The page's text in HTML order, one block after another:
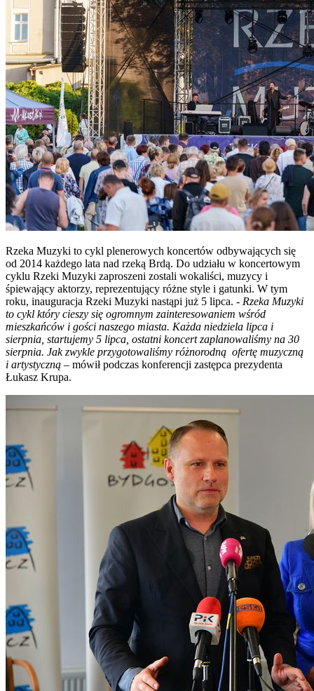
Rzeka Muzyki to cykl plenerowych koncertów odbywających się
od 2014 każdego lata nad rzeką Brdą. Do udziału w koncertowym
cyklu Rzeki Muzyki zaproszeni zostali wokaliści, muzycy i
śpiewający aktorzy, reprezentujący różne style i gatunki. W tym
roku, inauguracja Rzeki Muzyki nastąpi już 5 lipca. - Rzeka Muzyki
to cykl który cieszy się ogromnym zainteresowaniem wśród
mieszkańców i gości naszego miasta. Każda niedziela lipca i
sierpnia, startujemy 5 lipca, ostatni koncert zaplanowaliśmy na 30
sierpnia. Jak zwykle przygotowaliśmy różnorodną ofertę muzyczną
i artystyczną – mówił podczas konferencji zastępca prezydenta
Łukasz Krupa.